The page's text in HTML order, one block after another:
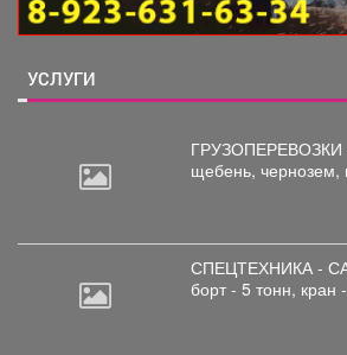
УСЛУГИ
ГРУЗОПЕРЕВОЗКИ
щебень, чернозем,
СПЕЦТЕХНИКА -
борт - 5 тонн, кран